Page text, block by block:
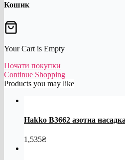
Кошик
Your Cart is Empty
Почати покупки
Continue Shopping
Products you may like
Hakko B3662 азотна
1,535₴